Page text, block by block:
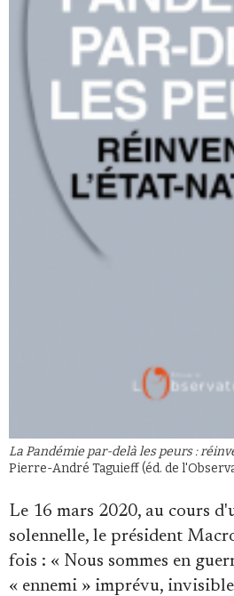
La Pandémie par-delà les peurs :
Pierre-André Taguieff (éd. de
Le 16 mars 2020, au cours
solennelle, le président
fois : « Nous sommes en
« ennemi » imprévu,